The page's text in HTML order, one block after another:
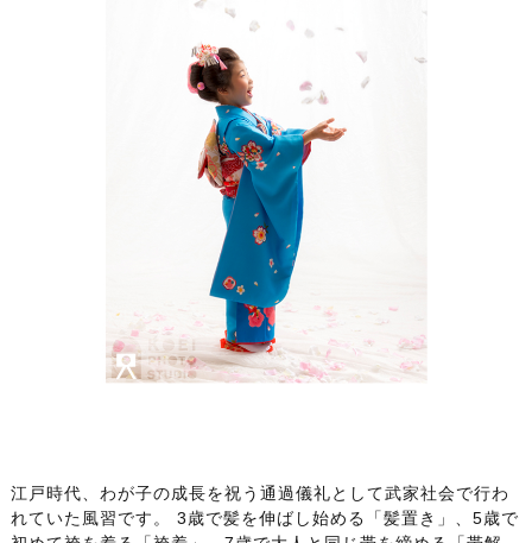
江戸時代、わが子の成長を祝う通過儀礼として武家社会で行わ
れていた風習です。 3歳で髪を伸ばし始める「髪置き」、5歳で